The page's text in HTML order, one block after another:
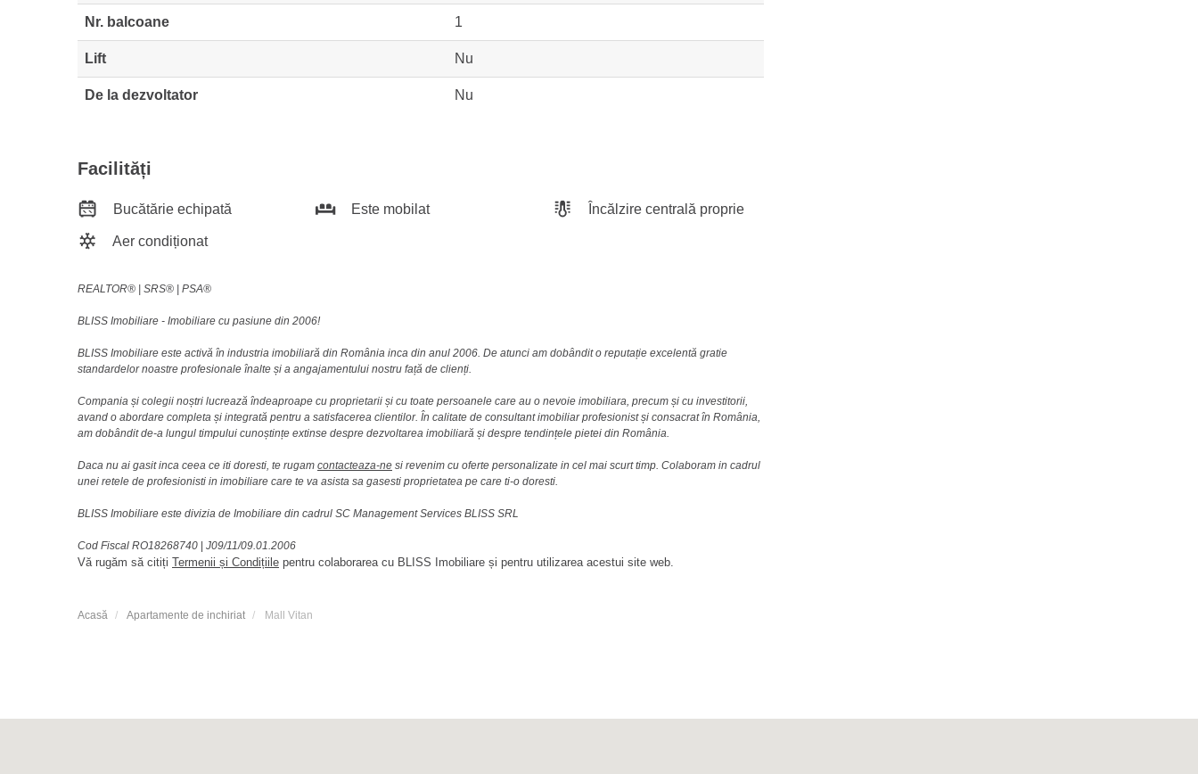
Nr. balcoane 1
Lift Nu
De la dezvoltator Nu
Facilități
Bucătărie echipată Este mobilat Încălzire centrală proprie
Aer condiționat
REALTOR®️ | SRS®️ | PSA®️
BLISS Imobiliare - Imobiliare cu pasiune din 2006!
BLISS Imobiliare este activă în industria imobiliară din România inca din anul 2006. De atunci am dobândit o reputație excelentă gratie
standardelor noastre profesionale înalte și a angajamentului nostru față de clienți.
Compania și colegii noștri lucrează îndeaproape cu proprietarii și cu toate persoanele care au o nevoie imobiliara, precum și cu investitorii,
avand o abordare completa și integrată pentru a satisfacerea clientilor. În calitate de consultant imobiliar profesionist și consacrat în România,
am dobândit de-a lungul timpului cunoștințe extinse despre dezvoltarea imobiliară și despre tendințele pietei din România.
Daca nu ai gasit inca ceea ce iti doresti, te rugam contacteaza-ne si revenim cu oferte personalizate in cel mai scurt timp. Colaboram in cadrul
unei retele de profesionisti in imobiliare care te va asista sa gasesti proprietatea pe care ti-o doresti.
BLISS Imobiliare este divizia de Imobiliare din cadrul SC Management Services BLISS SRL
Cod Fiscal RO18268740 | J09/11/09.01.2006
Vă rugăm să citiți Termenii și Condițiile pentru colaborarea cu BLISS Imobiliare și pentru utilizarea acestui site web.
Acasă Apartamente de inchiriat Mall Vitan